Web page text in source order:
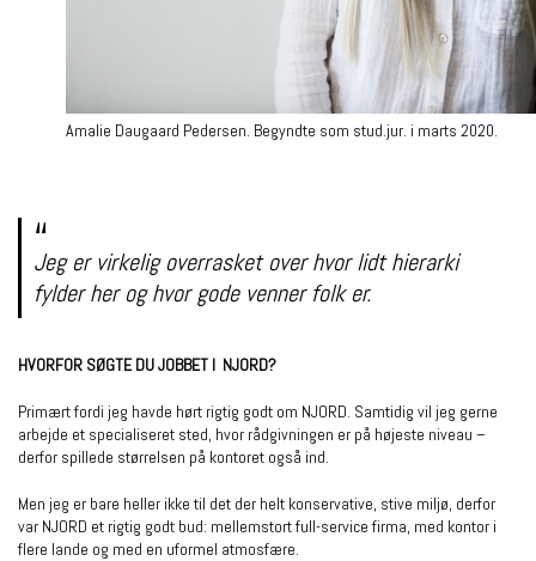
Amalie Daugaard Pedersen. Begyndte som stud.jur. i marts 2020.
Jeg er virkelig overrasket over hvor lidt hierarki
fylder her og hvor gode venner folk er.
HVORFOR SØGTE DU JOBBET I NJORD?
Primært fordi jeg havde hørt rigtig godt om NJORD. Samtidig vil jeg gerne
arbejde et specialiseret sted, hvor rådgivningen er på højeste niveau –
derfor spillede størrelsen på kontoret også ind.
Men jeg er bare heller ikke til det der helt konservative, stive miljø, derfor
var NJORD et rigtig godt bud: mellemstort full-service firma, med kontor i
flere lande og med en uformel atmosfære.